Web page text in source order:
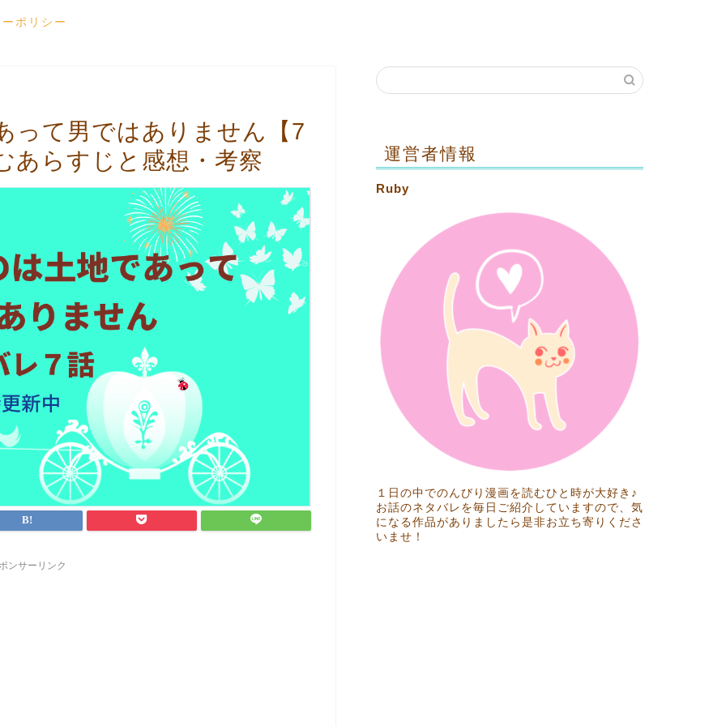
ポリシー
って男ではありません【7
あらすじと感想・考察
ンサーリンク
運営者情報
Ruby
１日の中でのんびり漫画を読むひと時が大好き♪
お話のネタバレを毎日ご紹介していますので、気
になる作品がありましたら是非お立ち寄りくださ
いませ！